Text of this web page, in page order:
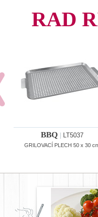
RAD
BBQ LT5037
GRILOVACÍ PLECH 50 x 30